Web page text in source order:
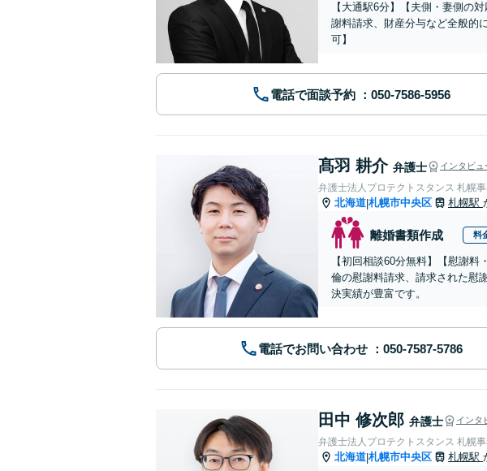
【大通駅6分】【夫側・妻側の
謝料請求、財産分与など全般的
可】
電話で面談予約
髙羽 耕介 弁護士 インタビュ
弁護士法人プロテクトスタンス 札幌
北海道|札幌市中央区 札幌駅
離婚書類作成 料
【初回相談60分無料】【慰謝
倫の慰謝料請求、請求された慰
決実績が豊富です。
電話でお問い合わせ
田中 修次郎 弁護士 インタ
弁護士法人プロテクトスタンス 札幌
北海道|札幌市中央区 札幌駅